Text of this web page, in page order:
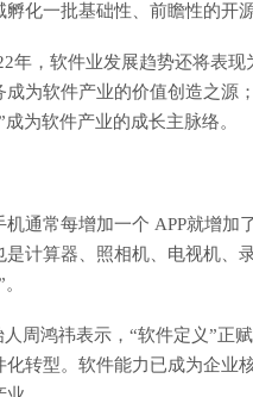
化一批基础性、前瞻性的开源
年，软件业发展趋势还将表
为软件产业的价值创造之源
为软件产业的成长主脉络。
通常每增加一个 APP就增加
计算器、照相机、电视机、
周鸿祎表示，“软件定义”正
转型。软件能力已成为企业